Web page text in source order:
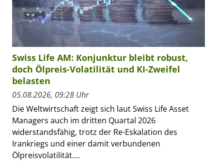
Swiss Life AM: Konjunktur bleibt robust,
doch Ölpreis-Volatilität und KI-Zweifel
belasten
05.08.2026, 09:28 Uhr
Die Weltwirtschaft zeigt sich laut Swiss Life Asset
Managers auch im dritten Quartal 2026
widerstandsfähig, trotz der Re-Eskalation des
Irankriegs und einer damit verbundenen
Ölpreisvolatilität....